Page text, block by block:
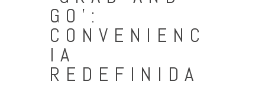
GO’:
CONVENIENC
IA
REDEFINIDA